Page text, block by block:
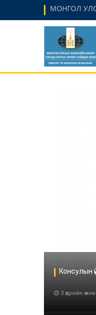
МОНГОЛ
Консулын
3 өдрийн өмнө